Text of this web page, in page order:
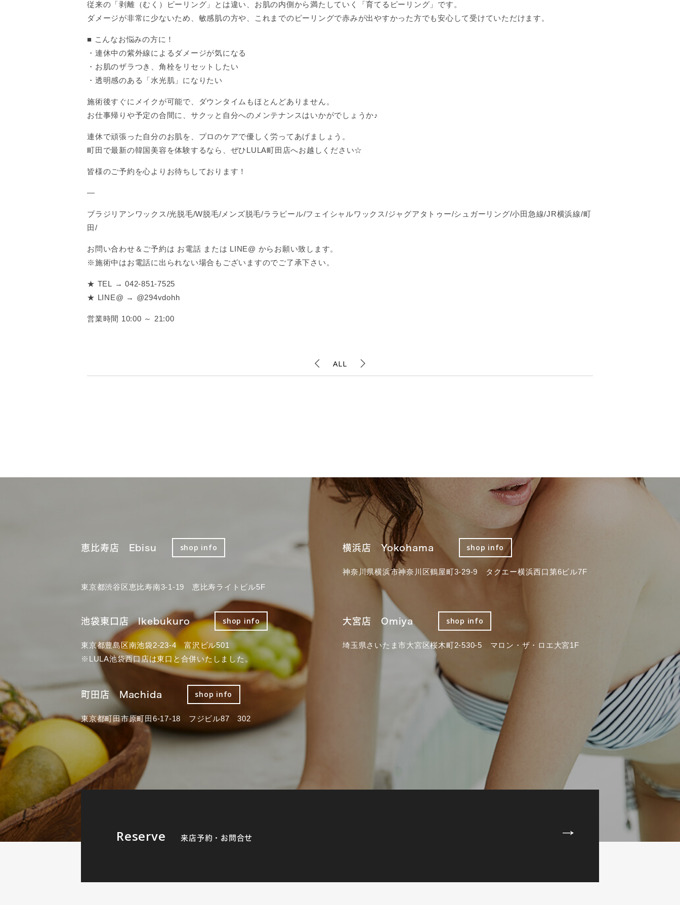
従来の「剥離（むく）ピーリング」とは違い、お肌の内側から満たしていく「育てるピーリング」です。
ダメージが非常に少ないため、敏感肌の方や、これまでのピーリングで赤みが出やすかった方でも安心して受けていただけます。
■ こんなお悩みの方に！
・連休中の紫外線によるダメージが気になる
・お肌のザラつき、角栓をリセットしたい
・透明感のある「水光肌」になりたい
施術後すぐにメイクが可能で、ダウンタイムもほとんどありません。
お仕事帰りや予定の合間に、サクッと自分へのメンテナンスはいかがでしょうか♪
連休で頑張った自分のお肌を、プロのケアで優しく労ってあげましょう。
町田で最新の韓国美容を体験するなら、ぜひLULA町田店へお越しください☆
皆様のご予約を心よりお待ちしております！
—
ブラジリアンワックス/光脱毛/W脱毛/メンズ脱毛/ララピール/フェイシャルワックス/ジャグアタトゥー/シュガーリング/小田急線/JR横浜線/町
田/
お問い合わせ＆ご予約は お電話 または LINE@ からお願い致します。
※施術中はお電話に出られない場合もございますのでご了承下さい。
★ TEL → 042-851-7525
★ LINE@ → @294vdohh
営業時間 10:00 ～ 21:00
ALL
恵比寿店 Ebisu shop info
東京都渋谷区恵比寿南3-1-19 恵比寿ライトビル5F
横浜店 Yokohama shop info
神奈川県横浜市神奈川区鶴屋町3-29-9 タクエー横浜西口第6ビル7F
池袋東口店 Ikebukuro shop info
東京都豊島区南池袋2-23-4 富沢ビル501
※LULA池袋西口店は東口と合併いたしました。
大宮店 Omiya shop info
埼玉県さいたま市大宮区桜木町2-530-5 マロン・ザ・ロエ大宮1F
町田店 Machida shop info
東京都町田市原町田6-17-18 フジビル87 302
Reserve 来店予約・お問合せ